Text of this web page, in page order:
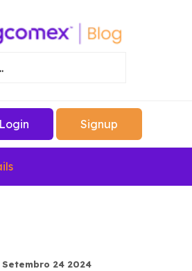
Login Signup
Setembro 24 2024